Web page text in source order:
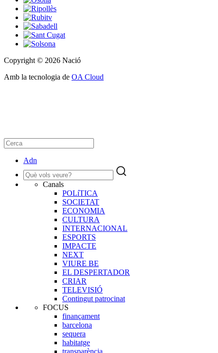
Copyright © 2026 Nació
Amb la tecnologia de OA Cloud
Adn
Canals
POLíTICA
SOCIETAT
ECONOMIA
CULTURA
INTERNACIONAL
ESPORTS
IMPACTE
NEXT
VIURE BE
EL DESPERTADOR
CRIAR
TELEVISIÓ
Contingut patrocinat
FOCUS
finançament
barcelona
sequera
habitatge